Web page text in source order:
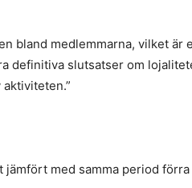
bland medlemmarna, vilket är
definitiva slutsatser om
med samma period förra